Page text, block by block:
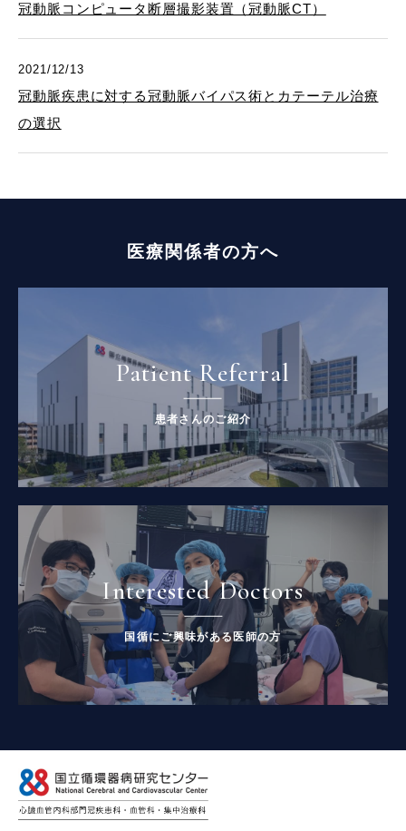
冠動脈コンピュータ断層撮影装置（冠動脈CT）
2021/12/13
冠動脈疾患に対する冠動脈バイパス術とカテーテル治療
の選択
医療関係者の方へ
Patient Referral
患者さんのご紹介
Interested Doctors
国循にご興味がある医師の方